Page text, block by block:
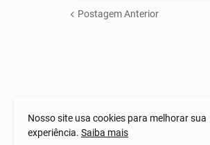
Postagem Anterior
Nosso site usa cookies para melhorar sua
experiência. Saiba mais